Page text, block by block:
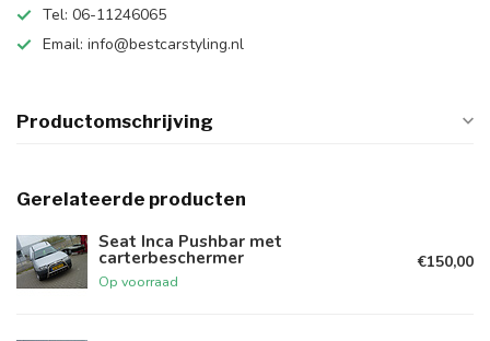
Tel: 06-11246065
Email: info@bestcarstyling.nl
Productomschrijving
Gerelateerde producten
Seat Inca Pushbar met
carterbeschermer
Op voorraad
€150,00